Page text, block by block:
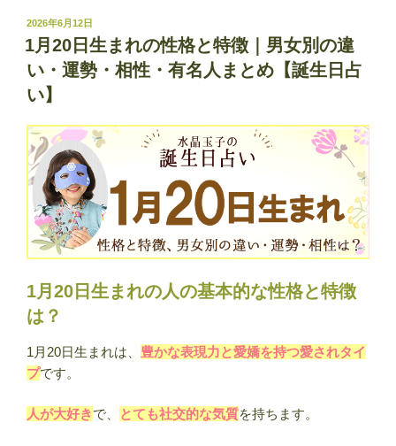
日
生
ま
の
性
格
と
特
徴
別
の
い・
運
相
投
稿
日:
2026年6月12日
1月20日生まれの性格と特徴｜男女別の違
い・運勢・相性・有名人まとめ【誕生日占
い】
1月20日生まれの人の基本的な性格と特徴
は？
1月20日生まれは、 豊かな表現力と愛嬌を持つ愛されタイ
プです。
人が大好きで、 とても社交的な気質を持ちます。